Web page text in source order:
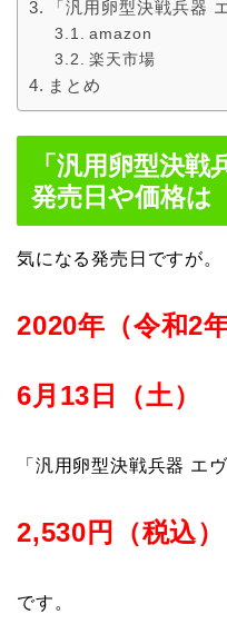
「汎用卵型決戦兵器
amazon
楽天市場
まとめ
「汎用卵型決
発売日や価格は
気になる発売日ですが。
2020年（令和2年
6月13日（土）
「汎用卵型決戦兵器 エ
2,530円（税込）
です。